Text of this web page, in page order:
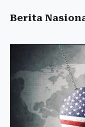
Berita